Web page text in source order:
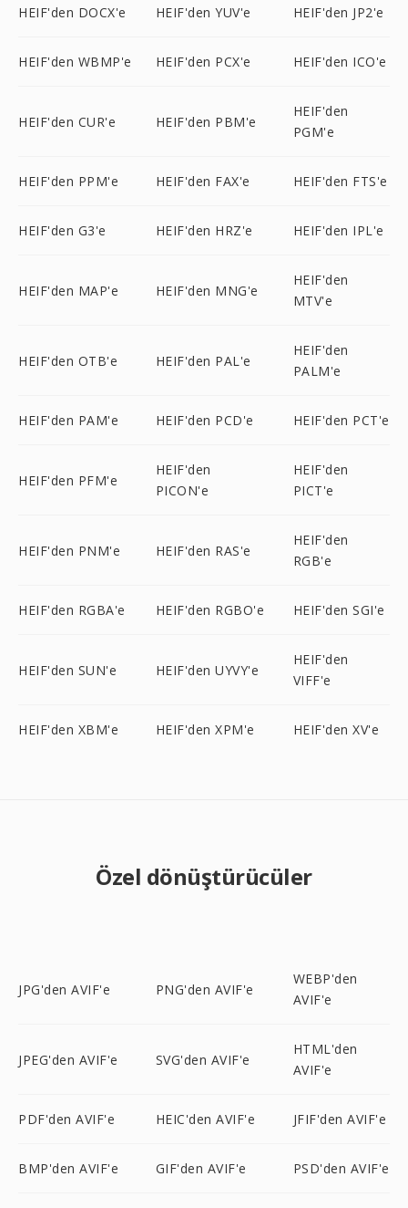
HEIF'den DOCX'e HEIF'den YUV'e HEIF'den JP2'e
HEIF'den WBMP'e HEIF'den PCX'e HEIF'den ICO'e
HEIF'den CUR'e HEIF'den PBM'e
HEIF'den
PGM'e
HEIF'den PPM'e HEIF'den FAX'e HEIF'den FTS'e
HEIF'den G3'e HEIF'den HRZ'e HEIF'den IPL'e
HEIF'den MAP'e HEIF'den MNG'e
HEIF'den
MTV'e
HEIF'den OTB'e HEIF'den PAL'e
HEIF'den
PALM'e
HEIF'den PAM'e HEIF'den PCD'e HEIF'den PCT'e
HEIF'den PFM'e
HEIF'den
PICON'e
HEIF'den
PICT'e
HEIF'den PNM'e HEIF'den RAS'e
HEIF'den
RGB'e
HEIF'den RGBA'e HEIF'den RGBO'e HEIF'den SGI'e
HEIF'den SUN'e HEIF'den UYVY'e
HEIF'den
VIFF'e
HEIF'den XBM'e HEIF'den XPM'e HEIF'den XV'e
Özel dönüştürücüler
JPG'den AVIF'e PNG'den AVIF'e
WEBP'den
AVIF'e
JPEG'den AVIF'e SVG'den AVIF'e
HTML'den
AVIF'e
PDF'den AVIF'e HEIC'den AVIF'e JFIF'den AVIF'e
BMP'den AVIF'e GIF'den AVIF'e PSD'den AVIF'e